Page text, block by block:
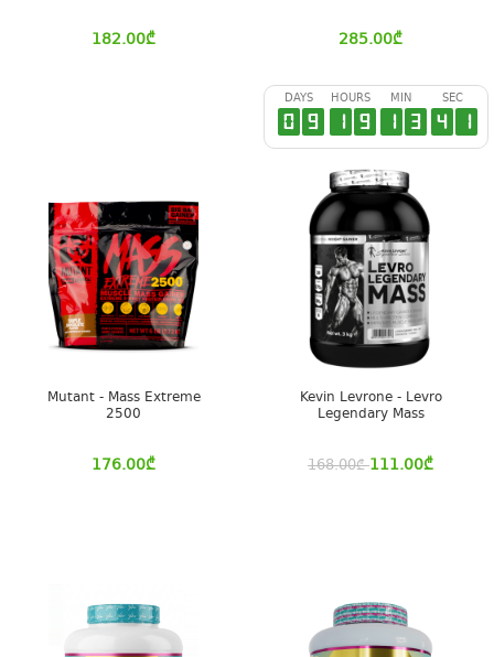
182.00₾ 285.00₾
Mutant - Mass Extreme
2500
176.00₾
DAYS
0 9
HOURS
1 9
MIN
1 3
SEC
4 0
Kevin Levrone - Levro
Legendary Mass
168.00₾ 111.00₾